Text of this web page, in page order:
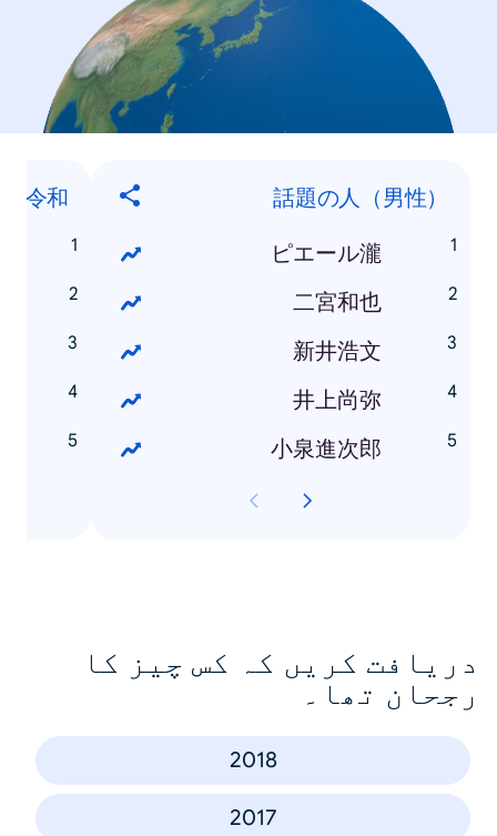
話題の人（男性）
ピエール瀧
二宮和也
新井浩文
井上尚弥
小泉進次郎
令和
دریافت کریں کہ کس چیز کا
رجحان تھا۔
2018
2017